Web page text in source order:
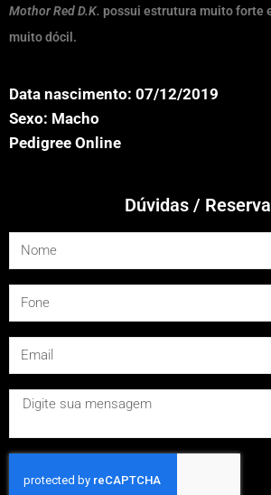
Mothor Red D.K. possui estrutura muito forte
muito dócil.
Data nascimento: 07/12/2019
Sexo: Macho
Pedigree Online
Dúvidas /